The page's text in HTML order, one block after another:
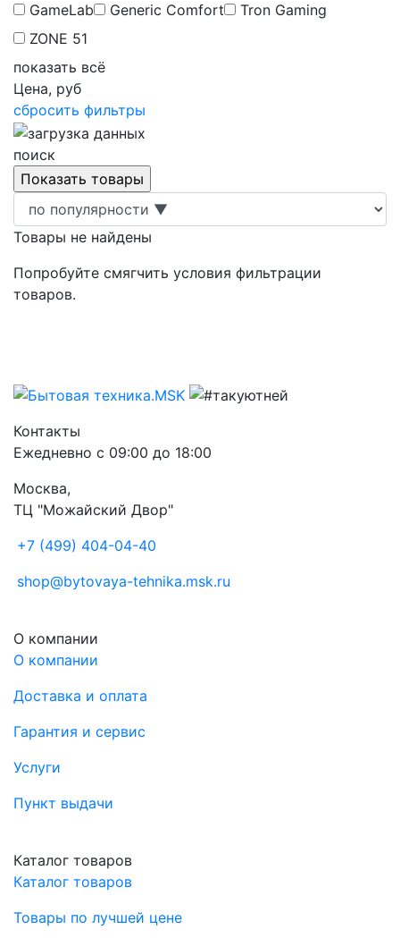
GameLab
Generic Comfort
Tron Gaming
ZONE 51
показать всё
Цена, руб
сбросить фильтры
поиск
Товары не найдены
Попробуйте смягчить условия фильтрации
товаров.
Контакты
Ежедневно с 09:00 до 18:00
Москва,
ТЦ "Можайский Двор"
+7 (499) 404-04-40
shop@bytovaya-tehnika.msk.ru
О компании
О компании
Доставка и оплата
Гарантия и сервис
Услуги
Пункт выдачи
Каталог товаров
Каталог товаров
Товары по лучшей цене